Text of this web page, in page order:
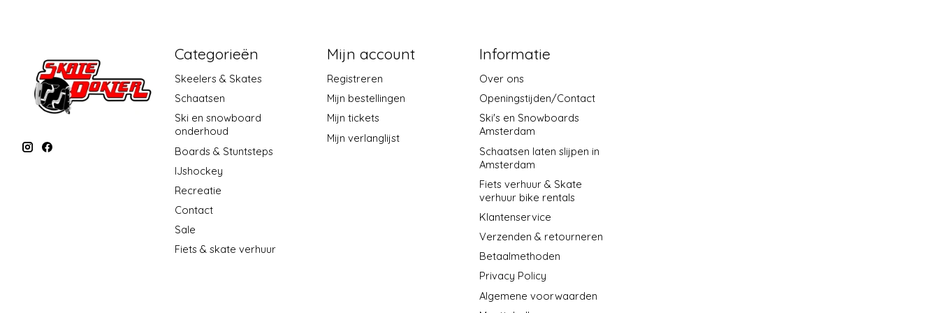
Categorieën
Skeelers & Skates
Schaatsen
Ski en snowboard
onderhoud
Boards & Stuntsteps
IJshockey
Recreatie
Contact
Sale
Fiets & skate verhuur
Mijn account
Registreren
Mijn bestellingen
Mijn tickets
Mijn verlanglijst
Informatie
Over ons
Openingstijden/Contact
Ski's en Snowboards
Amsterdam
Schaatsen laten slijpen in
Amsterdam
Fiets verhuur & Skate
verhuur bike rentals
Klantenservice
Verzenden & retourneren
Betaalmethoden
Privacy Policy
Algemene voorwaarden